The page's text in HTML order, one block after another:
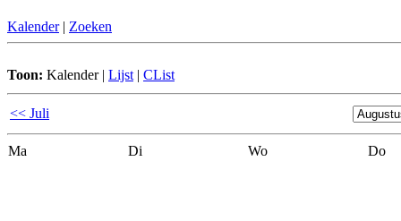
Kalender | Zoeken
Toon: Kalender| Lijst | CList
<< Juli
Ma Di Wo Do